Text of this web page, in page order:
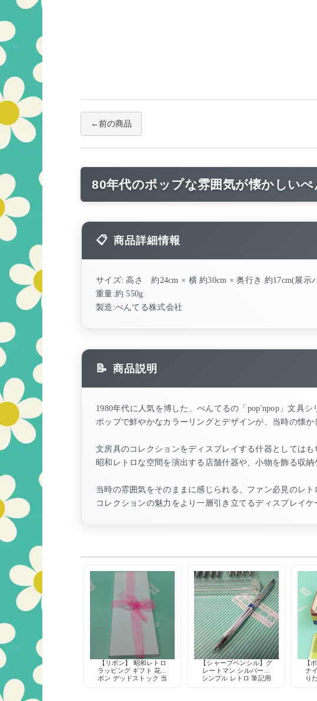
前の商品
80年代のポップな雰囲気が懐かしい
商品詳細情報
サイズ: 高さ 約24cm × 横 約30cm × 奥行き 約17cm(展示
重量:約 550g
製造:ぺんてる株式会社
商品説明
1980年代に人気を博した、ぺんてるの「pop'npop」文具シ
ポップで鮮やかなカラーリングとデザインが、当時の懐か
文房具のコレクションをディスプレイする什器としては
昭和レトロな空間を演出する店舗什器や、小物を飾る収納
当時の雰囲気をそのままに感じられる、ファン必見のレト
コレクションの魅力をより一層引き立てるディスプレイケ
【リボン】 昭和レトロ
ラッピング ギフト 花リ
ボン デッドストック 当
【シャープペンシル】グ
レートマン シルバー軸
シンプル レトロ 筆記用
【
ナ
り